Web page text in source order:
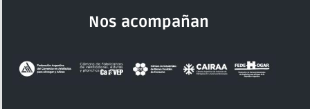
Nos acompañan